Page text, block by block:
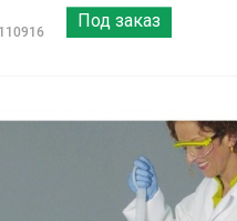
Под заказ